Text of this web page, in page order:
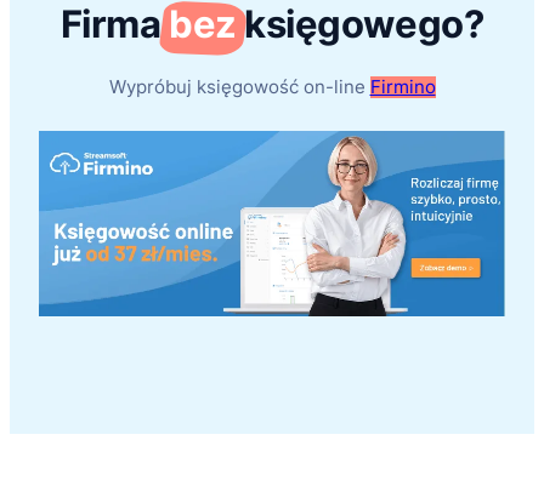
Firmabezksięgowego?
Wypróbuj księgowość on-line Firmino